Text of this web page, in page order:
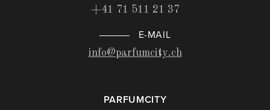
+41 71 511 21 37
E-MAIL
info@parfumcity.ch
PARFUMCITY